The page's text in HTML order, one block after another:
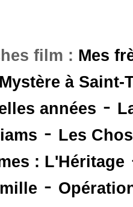
film : Mes
Mystère à Saint-
années -
- Les
: L'Héritage
-